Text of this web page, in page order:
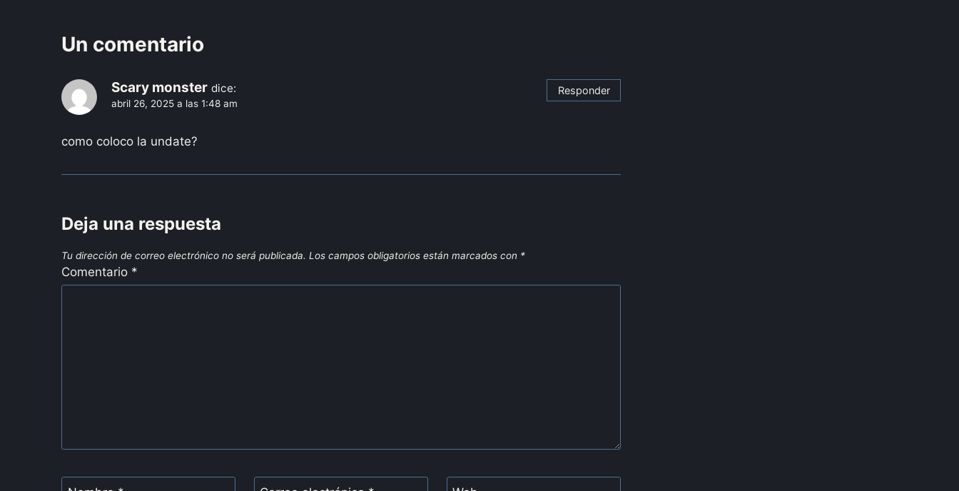
Un comentario
Scary monster dice:
abril 26, 2025 a las 1:48 am
como coloco la undate?
Responder
Deja una respuesta
Tu dirección de correo electrónico no será publicada. Los campos obligatorios están marcados con *
Comentario *